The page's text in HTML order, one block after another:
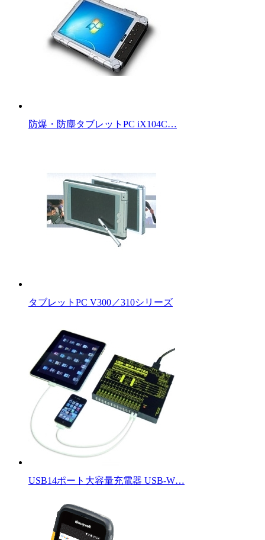
防爆・防塵タブレットPC iX104C…
タブレットPC V300／310シリーズ
USB14ポート大容量充電器 USB-W…